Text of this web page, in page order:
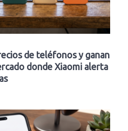
de teléfonos y ganan
donde Xiaomi alerta